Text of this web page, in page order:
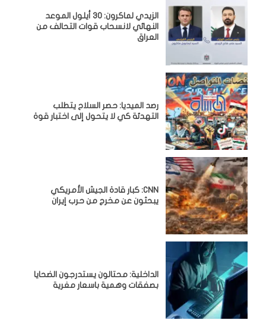
الزيدي لماكرون: 30 أيلول الموعد
النهائي لانسحاب قوات التحالف من
العراق
رصد الميديا: حصر السلاح يتطلب
التهدئة كي لا يتحول إلى اختبار قوة
CNN: كبار قادة الجيش الأمريكي
يبحثون عن مخرج من حرب إيران
الداخلية: محتالون يستدرجون الضحايا
بصفقات وهمية باسعار مغرية